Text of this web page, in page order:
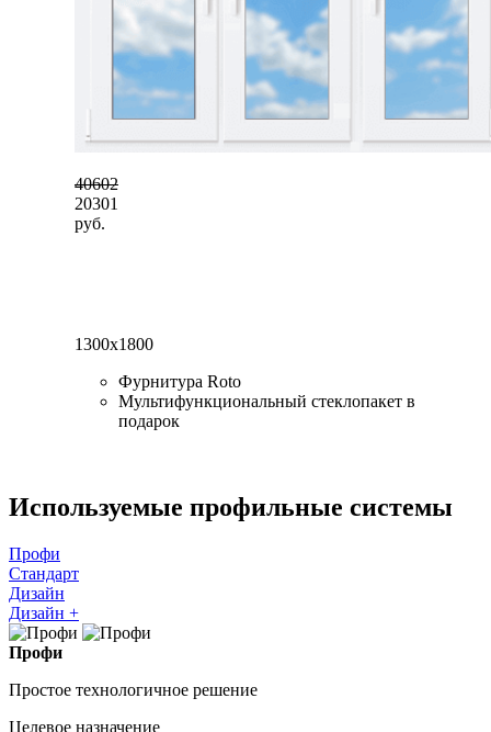
40602
20301
руб.
1300x1800
Фурнитура Roto
Мультифункциональный стеклопакет в
подарок
Используемые профильные системы
Профи
Стандарт
Дизайн
Дизайн +
Профи
Простое технологичное решение
Целевое назначение